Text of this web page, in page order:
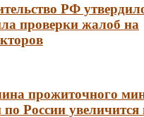
РФ
проверки жалоб на
прожиточного
России увеличится